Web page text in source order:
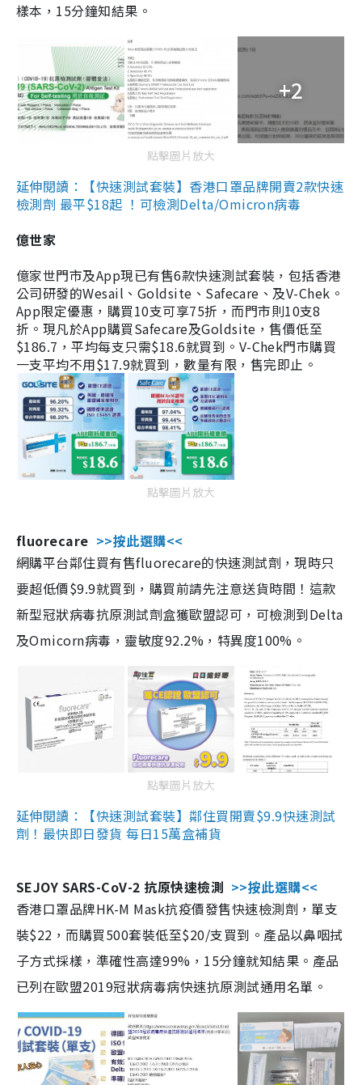
樣本，15分鐘知結果。
+2
點擊圖片放大
延伸閱讀：【快速測試套裝】香港口罩品牌開賣2款快速
檢測劑 最平$18起 ！可檢測Delta/Omicron病毒
億世家
億家世門市及App現已有售6款快速測試套裝，包括香港
公司研發的Wesail、Goldsite、Safecare、及V-Chek。
App限定優惠，購買10支可享75折，而門市則10支8
折。現凡於App購買Safecare及Goldsite，售價低至
$186.7，平均每支只需$18.6就買到。V-Chek門市購買
一支平均不用$17.9就買到，數量有限，售完即止。
點擊圖片放大
fluorecare >>按此選購<<
網購平台鄰住買有售fluorecare的快速測試劑，現時只
要超低價$9.9就買到，購買前請先注意送貨時間！這款
新型冠狀病毒抗原測試劑盒獲歐盟認可，可檢測到Delta
及Omicorn病毒，靈敏度92.2%，特異度100%。
點擊圖片放大
延伸閱讀：【快速測試套裝】鄰住買開賣$9.9快速測試
劑！最快即日發貨 每日15萬盒補貨
SEJOY SARS-CoV-2 抗原快速檢測 >>按此選購<<
香港口罩品牌HK-M Mask抗疫價發售快速檢測劑，單支
裝$22，而購買500套裝低至$20/支買到。產品以鼻咽拭
子方式採樣，準確性高達99%，15分鐘就知結果。產品
已列在歐盟2019冠狀病毒病快速抗原測試通用名單。